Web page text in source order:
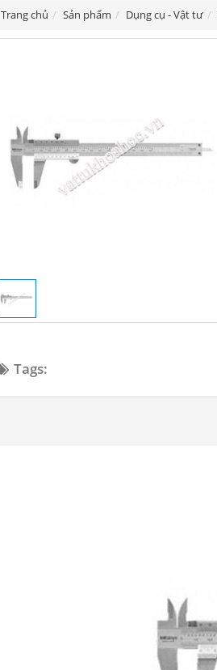
Trang chủ Sản phẩm Dụng cụ - Vật tư
Tags: